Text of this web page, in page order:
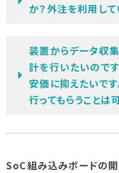
か？外注を利用して
装置からデータ収
計を行いたいので
安価に抑えたいで
行ってもらうことは
SoC組み込みボードの